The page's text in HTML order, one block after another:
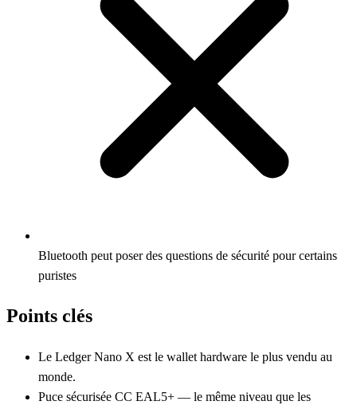
Bluetooth peut poser des questions de sécurité pour certains
puristes
Points clés
Le Ledger Nano X est le wallet hardware le plus vendu au
monde.
Puce sécurisée CC EAL5+ — le même niveau que les